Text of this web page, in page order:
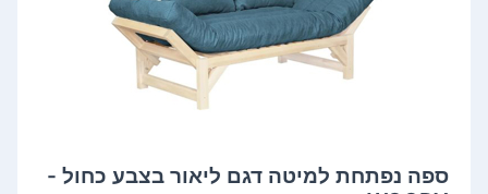
ספה נפתחת למיטה דגם ליאור בצבע כחול -